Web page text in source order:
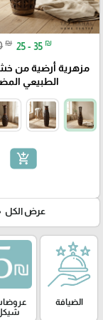
₪ 25 - 35 ₪
مزهرية أرضية من
الطبيعي
add_shopping_cart
عرض الكل
الضيافة